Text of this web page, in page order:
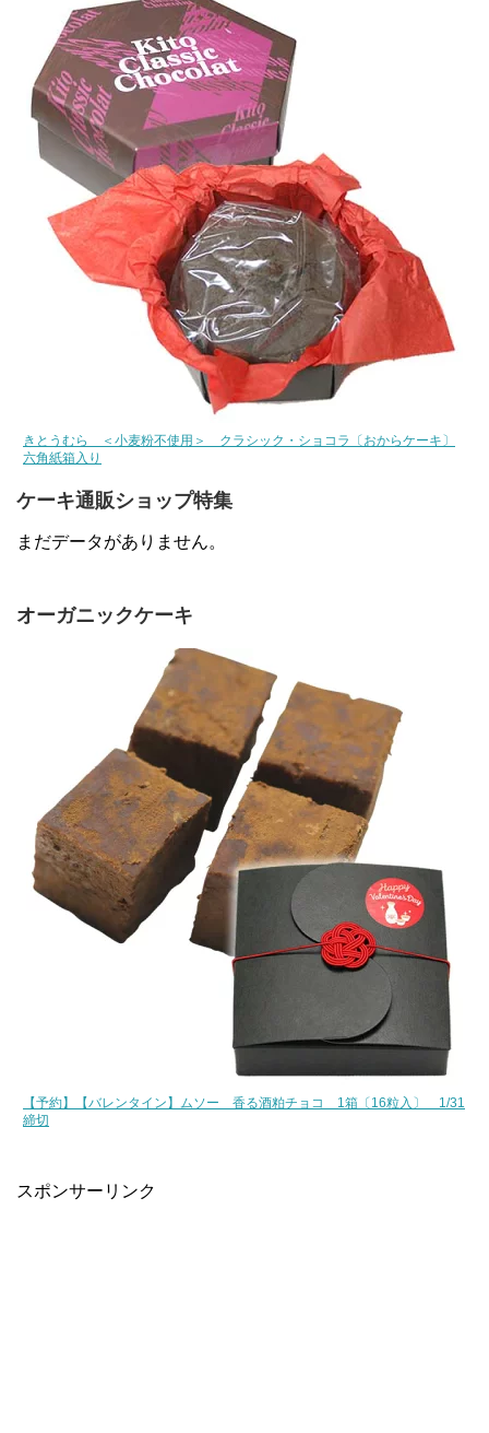
きとうむら ＜小麦粉不使用＞ クラシック・ショコラ〔おからケーキ〕
六角紙箱入り
ケーキ通販ショップ特集
まだデータがありません。
オーガニックケーキ
【予約】【バレンタイン】ムソー 香る酒粕チョコ 1箱〔16粒入〕 1/31
締切
スポンサーリンク